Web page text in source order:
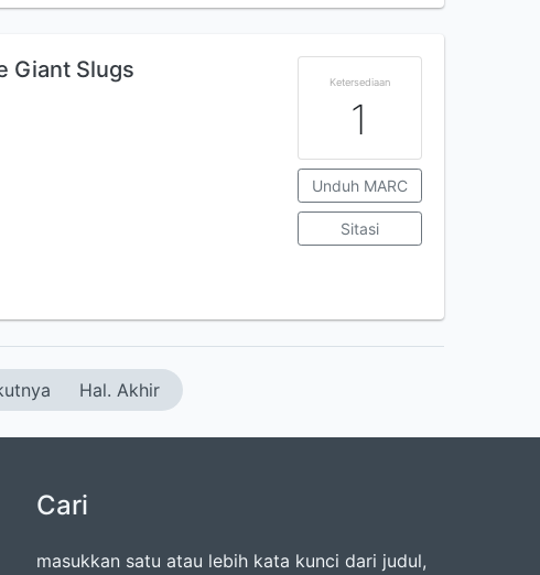
Giant Slugs Ketersediaan
1
Unduh MARC
Sitasi
Hal. Akhir
Cari
masukkan satu atau lebih kata kunci dari judul,